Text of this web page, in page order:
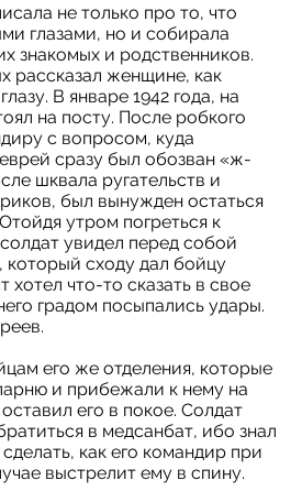
не только про то, что
глазами, но и собирала
знакомых и родственников.
рассказал женщине, как
В январе 1942 года, на
на посту. После робкого
с вопросом, куда
сразу был обозван «ж-
шквала ругательств и
был вынужден остаться
утром погреться к
увидел перед собой
который сходу дал бойцу
хотел что-то сказать в свое
градом посыпались удары.
его же отделения, которые
и прибежали к нему на
его в покое. Солдат
в медсанбат, ибо знал
как его командир при
выстрелит ему в спину.